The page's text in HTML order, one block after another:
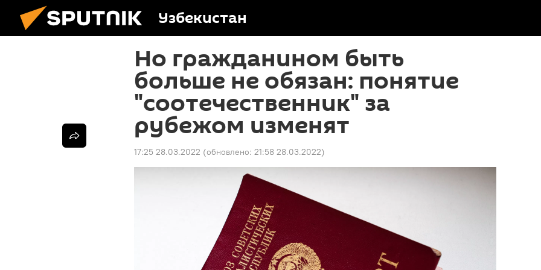
Узбекистан
Но гражданином быть
больше не обязан: понятие
"соотечественник" за
рубежом изменят
17:25 28.03.2022 (обновлено: 21:58 28.03.2022)